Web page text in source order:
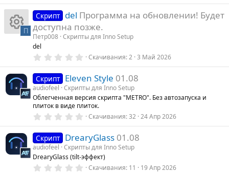
0
з
в
ё
к
о
к
а
П
Скрипт del Программа на обновлении! Будет
доступна позже.
Петр008 Скрипты для Inno Setup
del
0
0
з
в
ё
з
д
Скачивания 2 3 Май 2026
Скрипт Eleven Style 01.08
audiofeel Скрипты для Inno Setup
Облегченная версия скрипта "METRO". Без автозапуска и
плиток в виде плиток.
0
0
з
в
ё
з
Скачивания 32 24 Апр 2026
Скрипт DrearyGlass 01.08
audiofeel Скрипты для Inno Setup
DrearyGlass (tilt-эффект)
0Скачивания 11 19 Апр 2026